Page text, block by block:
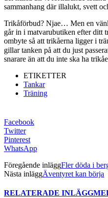
sammanhang där illalukt, svett
Trikåförbud? Njae… Men en
går in i matvarubutiken efter ditt
ombyte så att trikåerna ligger i
gillar tanken på att du just
snarare än att du inte ska ha
ETIKETTER
Tankar
Träning
Facebook
Twitter
Pinterest
WhatsApp
Föregående inläggFler döda i
Nästa inläggÄventyret kan börja
RELATERADE INLÄGG